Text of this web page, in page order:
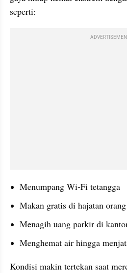
seperti:
Menumpang Wi‑Fi tetangga
Makan gratis di hajatan
Menagih uang parkir di
Menghemat air hingga
Kondisi makin tertekan saat